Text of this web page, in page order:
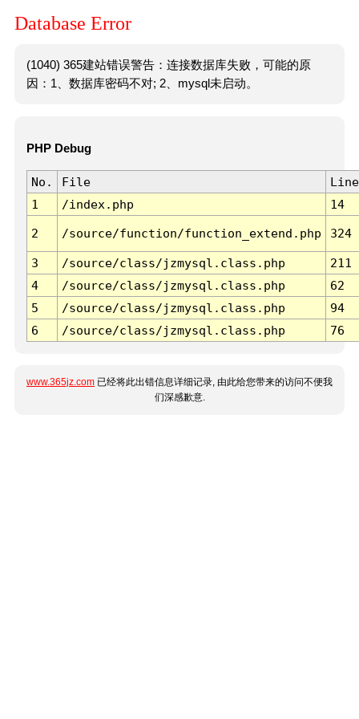
Database Error
(1040) 365建站错误警告：连接数据库失败，可能的原
因：1、数据库密码不对; 2、mysql未启动。
PHP Debug
No. File
Line
1
/index.php 14
2 /source/function/function_extend.php 324
3 /source/class/jzmysql.class.php
211
4
/source/class/jzmysql.class.php
62
5
/source/class/jzmysql.class.php
94
6
/source/class/jzmysql.class.php 76
www.365jz.com 已经将此出错信息详细记录, 由此给您带来的访问不便我
们深感歉意.